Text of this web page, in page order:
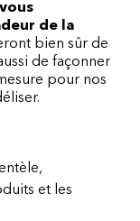
de la
bien sûr de
de façonner
pour nos
et les